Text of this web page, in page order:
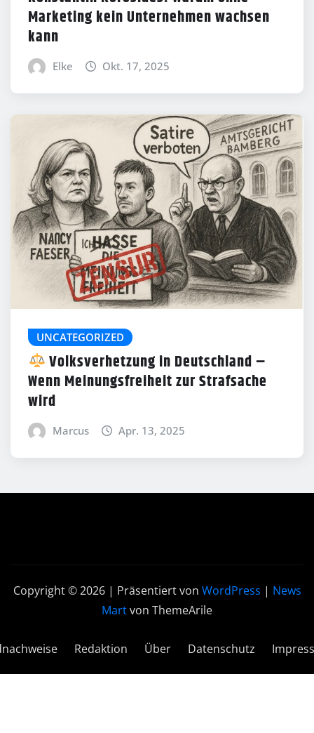
Marketing kein Unternehmen wachsen
kann
Elke Okt. 17, 2025
UNCATEGORIZED
Volksverhetzung in Deutschland –
Wenn Meinungsfreiheit zur Strafsache
wird
Marcus Apr. 13, 2025
Copyright © 2026 | Präsentiert von WordPress | News
Martvon ThemeArile
Redaktion Über Datenschutz